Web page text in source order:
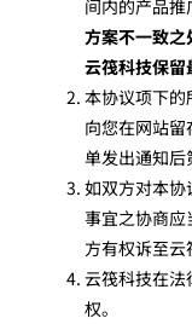
间内的产品推
方案不一致
云筏科技保留
本协议项下的
向您在网站
单发出通知后
如双方对本
事宜之协商
方有权诉至云
云筏科技在
权。